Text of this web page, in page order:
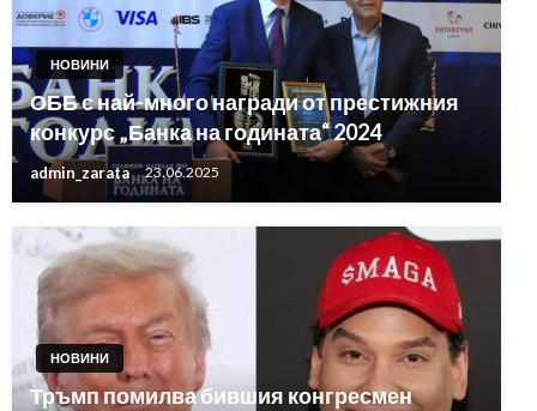
НОВИНИ
ОББ с най-много награди от престижния
конкурс „Банка на годината“ 2024
admin_zarata 23.06.2025
НОВИНИ
Тръмп помилва бившия конгресмен